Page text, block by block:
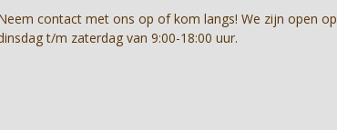
contact met ons op of kom langs! We zijn open op
t/m zaterdag van 9:00-18:00 uur.